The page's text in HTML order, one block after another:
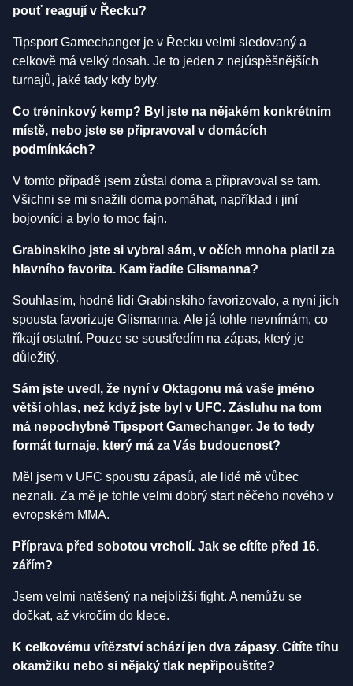
pouť reagují v Řecku?
Tipsport Gamechanger je v Řecku velmi sledovaný a
celkově má velký dosah. Je to jeden z nejúspěšnějších
turnajů, jaké tady kdy byly.
Co tréninkový kemp? Byl jste na nějakém konkrétním
místě, nebo jste se připravoval v domácích
podmínkách?
V tomto případě jsem zůstal doma a připravoval se tam.
Všichni se mi snažili doma pomáhat, například i jiní
bojovníci a bylo to moc fajn.
Grabinskiho jste si vybral sám, v očích mnoha platil za
hlavního favorita. Kam řadíte Glismanna?
Souhlasím, hodně lidí Grabinskiho favorizovalo, a nyní jich
spousta favorizuje Glismanna. Ale já tohle nevnímám, co
říkají ostatní. Pouze se soustředím na zápas, který je
důležitý.
Sám jste uvedl, že nyní v Oktagonu má vaše jméno
větší ohlas, než když jste byl v UFC. Zásluhu na tom
má nepochybně Tipsport Gamechanger. Je to tedy
formát turnaje, který má za Vás budoucnost?
Měl jsem v UFC spoustu zápasů, ale lidé mě vůbec
neznali. Za mě je tohle velmi dobrý start něčeho nového v
evropském MMA.
Příprava před sobotou vrcholí. Jak se cítíte před 16.
zářím?
Jsem velmi natěšený na nejbližší fight. A nemůžu se
dočkat, až vkročím do klece.
K celkovému vítězství schází jen dva zápasy. Cítíte tíhu
okamžiku nebo si nějaký tlak nepřipouštíte?